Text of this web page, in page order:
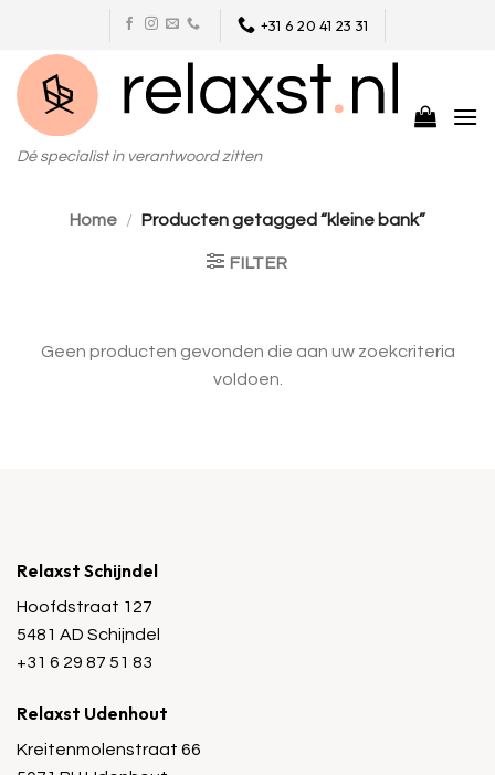
content
+31 6 20 41 23 31
Dé specialist in verantwoord zitten
Home / Producten getagged “kleine bank”
FILTER
Geen producten gevonden die aan uw zoekcriteria
voldoen.
Relaxst Schijndel
Hoofdstraat 127
5481 AD Schijndel
+31 6 29 87 51 83
Relaxst Udenhout
Kreitenmolenstraat 66